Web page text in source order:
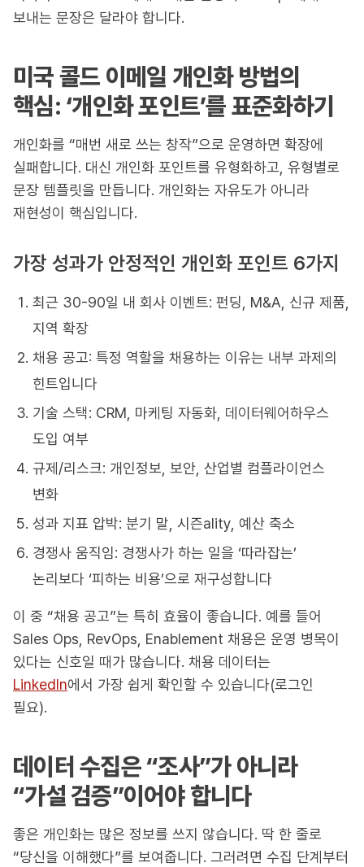
보내는 문장은 달라야 합니다.
미국 콜드 이메일 개인화 방법의
핵심: ‘개인화 포인트’를 표준화하기
개인화를 “매번 새로 쓰는 창작”으로 운영하면 확장에
실패합니다. 대신 개인화 포인트를 유형화하고, 유형별로
문장 템플릿을 만듭니다. 개인화는 자유도가 아니라
재현성이 핵심입니다.
가장 성과가 안정적인 개인화 포인트 6가지
최근 30-90일 내 회사 이벤트: 펀딩, M&A, 신규 제품,
지역 확장
채용 공고: 특정 역할을 채용하는 이유는 내부 과제의
힌트입니다
기술 스택: CRM, 마케팅 자동화, 데이터웨어하우스
도입 여부
규제/리스크: 개인정보, 보안, 산업별 컴플라이언스
변화
성과 지표 압박: 분기 말, 시즌ality, 예산 축소
경쟁사 움직임: 경쟁사가 하는 일을 ‘따라잡는’
논리보다 ‘피하는 비용’으로 재구성합니다
이 중 “채용 공고”는 특히 효율이 좋습니다. 예를 들어
Sales Ops, RevOps, Enablement 채용은 운영 병목이
있다는 신호일 때가 많습니다. 채용 데이터는
LinkedIn에서 가장 쉽게 확인할 수 있습니다(로그인
필요).
데이터 수집은 “조사”가 아니라
“가설 검증”이어야 합니다
좋은 개인화는 많은 정보를 쓰지 않습니다. 딱 한 줄로
“당신을 이해했다”를 보여줍니다. 그러려면 수집 단계부터